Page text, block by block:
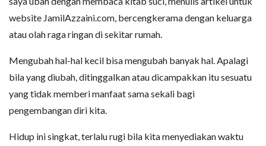
website JamilAzzaini.com, bercengkerama dengan keluarga
atau olah raga ringan di sekitar rumah.
Mengubah hal-hal kecil bisa mengubah banyak hal. Apalagi
bila yang diubah, ditinggalkan atau dicampakkan itu sesuatu
yang tidak memberi manfaat sama sekali bagi
pengembangan diri kita.
Hidup ini singkat, terlalu rugi bila kita menyediakan waktu